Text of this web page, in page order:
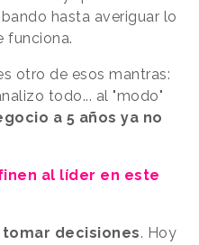
hasta averiguar lo
funciona.
otro de esos mantras:
todo... al "modo"
a 5 años ya no
al líder en este
tomar decisiones. Hoy